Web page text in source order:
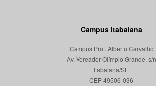
Campus Itabaiana
Campus Prof. Alberto Carvalho
Av. Vereador Olímpio Grande, s/n
Itabaiana/SE
CEP 49506-036